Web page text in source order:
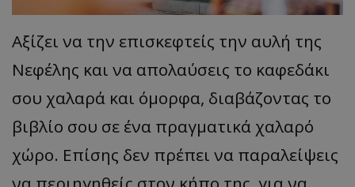
Αξίζει να την επισκεφτείς την αυλή της
Νεφέλης και να απολαύσεις το καφεδάκι
σου χαλαρά και όμορφα, διαβάζοντας το
βιβλίο σου σε ένα πραγματικά χαλαρό
χώρο. Επίσης δεν πρέπει να παραλείψεις